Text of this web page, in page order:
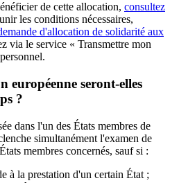
de cette allocation, consultez
les conditions nécessaires,
d'allocation de solidarité aux
via le service « Transmettre mon
européenne seront-elles
?
dans l'un des États membres de
simultanément l'examen de
membres concernés, sauf si :
à la prestation d'un certain État ;